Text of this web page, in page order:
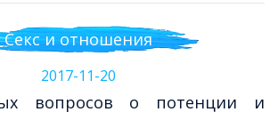
Секс и отношения
2017-11-20
вопросов о потенции и